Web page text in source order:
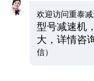
欢迎访问重泰减
型号减速机
大，详情咨
信）